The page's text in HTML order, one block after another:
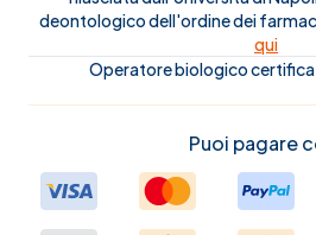
deontologico dell'ordine dei
qui
Operatore biologico
Puoi pagare